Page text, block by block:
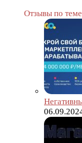
Отзывы по теме